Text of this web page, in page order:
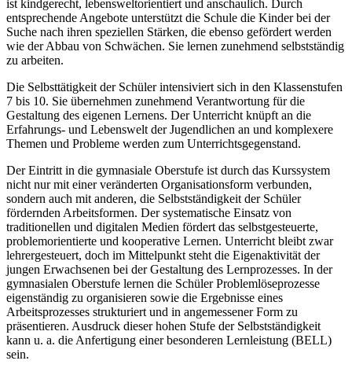
ist kindgerecht, lebensweltorientiert und anschaulich. Durch
entsprechende Angebote unterstützt die Schule die Kinder bei der
Suche nach ihren speziellen Stärken, die ebenso gefördert werden
wie der Abbau von Schwächen. Sie lernen zunehmend selbstständig
zu arbeiten.
Die Selbsttätigkeit der Schüler intensiviert sich in den Klassenstufen
7 bis 10. Sie übernehmen zunehmend Verantwortung für die
Gestaltung des eigenen Lernens. Der Unterricht knüpft an die
Erfahrungs- und Lebenswelt der Jugendlichen an und komplexere
Themen und Probleme werden zum Unterrichtsgegenstand.
Der Eintritt in die gymnasiale Oberstufe ist durch das Kurssystem
nicht nur mit einer veränderten Organisationsform verbunden,
sondern auch mit anderen, die Selbstständigkeit der Schüler
fördernden Arbeitsformen. Der systematische Einsatz von
traditionellen und digitalen Medien fördert das selbstgesteuerte,
problemorientierte und kooperative Lernen. Unterricht bleibt zwar
lehrergesteuert, doch im Mittelpunkt steht die Eigenaktivität der
jungen Erwachsenen bei der Gestaltung des Lernprozesses. In der
gymnasialen Oberstufe lernen die Schüler Problemlöseprozesse
eigenständig zu organisieren sowie die Ergebnisse eines
Arbeitsprozesses strukturiert und in angemessener Form zu
präsentieren. Ausdruck dieser hohen Stufe der Selbstständigkeit
kann u. a. die Anfertigung einer besonderen Lernleistung (BELL)
sein.